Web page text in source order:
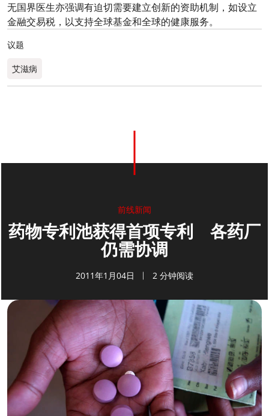
无国界医生亦强调有迫切需要建立创新的资助机制，如设立
金融交易税，以支持全球基金和全球的健康服务。
议题
艾滋病
前线新闻
药物专利池获得首项专利 各药厂
仍需协调
2011年1月04日 2 分钟阅读